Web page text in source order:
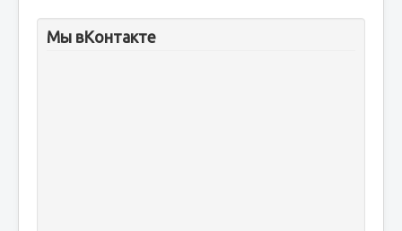
Мы вКонтакте